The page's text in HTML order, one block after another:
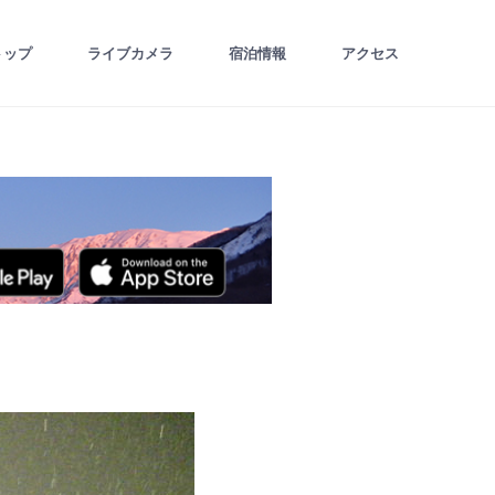
ップ ライブカメラ 宿泊情報 アクセス